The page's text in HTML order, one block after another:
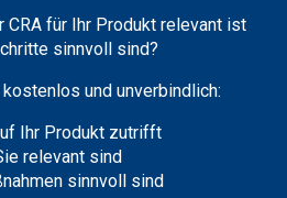
CRA für Ihr Produkt relevant ist
sinnvoll sind?
und unverbindlich:
Ihr Produkt zutrifft
relevant sind
sinnvoll sind